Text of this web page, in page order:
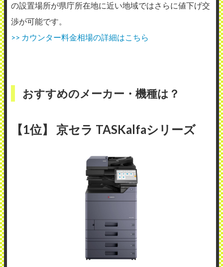
の設置場所が県庁所在地に近い地域ではさらに値下げ交
渉が可能です。
>> カウンター料金相場の詳細はこちら
おすすめのメーカー・機種は？
【1位】 京セラ TASKalfaシリーズ